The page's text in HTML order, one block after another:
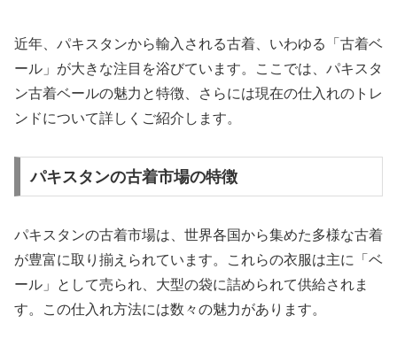
近年、パキスタンから輸入される古着、いわゆる「古着ベ
ール」が大きな注目を浴びています。ここでは、パキスタ
ン古着ベールの魅力と特徴、さらには現在の仕入れのトレ
ンドについて詳しくご紹介します。
パキスタンの古着市場の特徴
パキスタンの古着市場は、世界各国から集めた多様な古着
が豊富に取り揃えられています。これらの衣服は主に「ベ
ール」として売られ、大型の袋に詰められて供給されま
す。この仕入れ方法には数々の魅力があります。